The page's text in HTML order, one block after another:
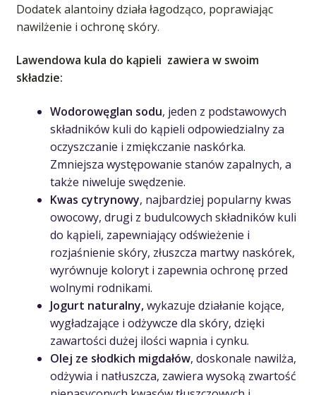
Dodatek alantoiny działa łagodząco, poprawiając
nawilżenie i ochronę skóry.
Lawendowa kula do kąpieli zawiera w swoim
składzie:
Wodorowęglan sodu, jeden z podstawowych
składników kuli do kąpieli odpowiedzialny za
oczyszczanie i zmiękczanie naskórka.
Zmniejsza występowanie stanów zapalnych, a
także niweluje swędzenie.
Kwas cytrynowy, najbardziej popularny kwas
owocowy, drugi z budulcowych składników kuli
do kąpieli, zapewniający odświeżenie i
rozjaśnienie skóry, złuszcza martwy naskórek,
wyrównuje koloryt i zapewnia ochronę przed
wolnymi rodnikami.
Jogurt naturalny,wykazuje działanie kojące,
wygładzające i odżywcze dla skóry, dzięki
zawartości dużej ilości wapnia i cynku.
Olej ze słodkich migdałów, doskonale nawilża,
odżywia i natłuszcza, zawiera wysoką zwartość